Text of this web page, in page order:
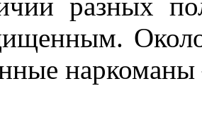
разных